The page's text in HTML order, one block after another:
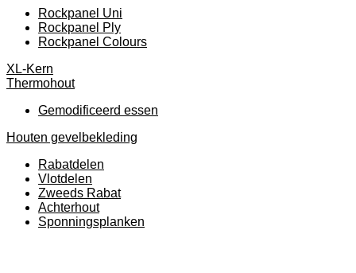
Rockpanel Uni
Rockpanel Ply
Rockpanel Colours
XL-Kern
Thermohout
Gemodificeerd essen
Houten gevelbekleding
Rabatdelen
Vlotdelen
Zweeds Rabat
Achterhout
Sponningsplanken